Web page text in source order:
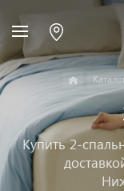
Купить 2-